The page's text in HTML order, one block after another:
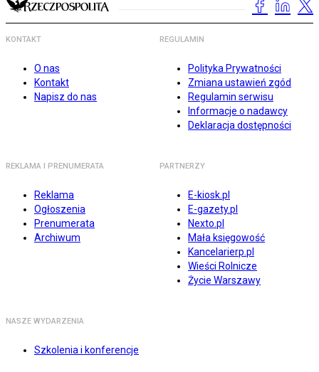
KONTAKT
O nas
Kontakt
Napisz do nas
REGULAMIN
Polityka Prywatności
Zmiana ustawień zgód
Regulamin serwisu
Informacje o nadawcy
Deklaracja dostępności
REKLAMA I PRENUMERATA
Reklama
Ogłoszenia
Prenumerata
Archiwum
PARTNERZY
E-kiosk.pl
E-gazety.pl
Nexto.pl
Mała księgowość
Kancelarierp.pl
Wieści Rolnicze
Życie Warszawy
NASZE WYDARZENIA
Szkolenia i konferencje